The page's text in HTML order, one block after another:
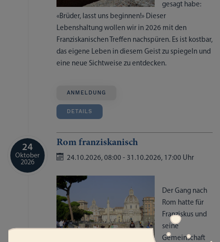
gesagt habe:
«Brüder, lasst uns beginnen!» Dieser
Lebenshaltung wollen wir in 2026 mit den
Franziskanischen Treffen nachspüren. Es ist kostbar,
das eigene Leben in diesem Geist zu spiegeln und
eine neue Sichtweise zu entdecken.
ANMELDUNG
DETAILS
24
Oktober
2026
Rom franziskanisch
24.10.2026, 08:00 - 31.10.2026, 17:00 Uhr
Der Gang nach
Rom hatte für
Franziskus und
seine
Gemeinschaft